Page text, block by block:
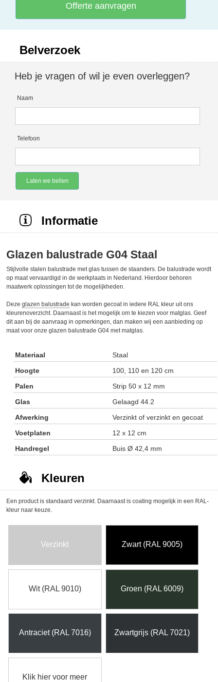
Offerte aanvragen
Belverzoek
Heb je vragen of wil je even overleggen?
Naam
Telefoon
Laten we bellen
Informatie
Glazen balustrade G04 Staal
Stijlvolle stalen balustrade met glas tussen de staanders. De balustrade wordt
op maat vervaardigd in de werkplaats in Nederland. Hierdoor behoren
maatwerk oplossingen tot de mogelijkheden.
Deze glazen balustrade kan worden gecoat in iedere RAL kleur uit ons
kleurenoverzicht. Daarnaast is het mogelijk om te kiezen voor matglas. Geef
dit aan bij de aanvraag in opmerkingen, dan maken wij een aanbieding op
maat voor onze glazen balustrade G04 met matglas.
Materiaal
Staal
Hoogte
100, 110 en 120 cm
Palen
Strip 50 x 12 mm
Glas
Gelaagd 44.2
Afwerking
Verzinkt of verzinkt en gecoat
Voetplaten
12 x 12 cm
Handregel
Buis Ø 42,4 mm
Kleuren
Een product is standaard verzinkt. Daarnaast is coating mogelijk in een RAL-
kleur naar keuze.
Verzinkt Zwart (RAL 9005)
Wit (RAL 9010) Groen (RAL 6009)
Antraciet (RAL 7016) Zwartgrijs (RAL 7021)
Klik hier voor meer